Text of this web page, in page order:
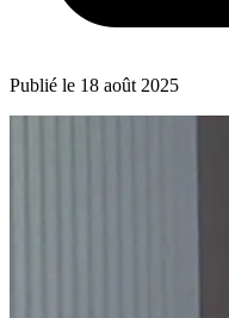
Publié le 18 août 2025